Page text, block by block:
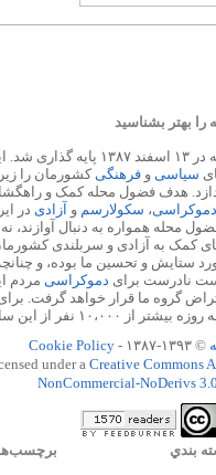
بهتر بشناسید
فضول محله در ۱۳ اسفند ۱۳۸۷
سیاسی و فرهنگیکشورمان را
هدف فضول محله کمک و
دموکراسی، سکولارسم و آزادی در
محله همواره به دنبال آوازند، نه
کمک به آزادی و سربلندی
ستایش و تحسین ما بوده، و چنانچه
نادرست برای دموکراسی مردم
گروه ما قرار خواهد گرفت.
نفر از این سایت دیدن می کنند.
© ۱۳۹۳-۱۳۸۷ -
Cookie Policy
under a Creative Commons
NonCommercial-NoDerivs
بندي